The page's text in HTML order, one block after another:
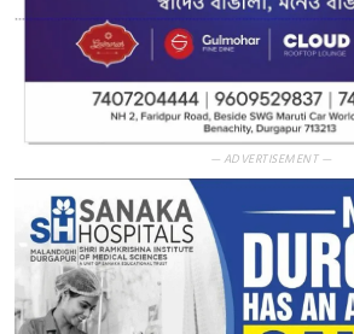
— ADVERTISEMENT —